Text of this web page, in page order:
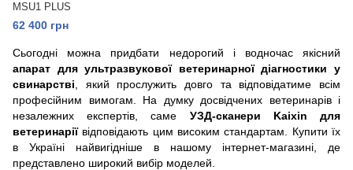
MSU1 PLUS
62 400 грн
Сьогодні можна придбати недорогий і водночас якісний
апарат для ультразвукової ветеринарної діагностики у
свинарстві , який прослужить довго та відповідатиме всім
професійним вимогам. На думку досвідчених ветеринарів і
незалежних експертів, саме УЗД-сканери Kaixin для
ветеринаріївідповідають цим високим стандартам. Купити їх
в Україні найвигідніше в нашому інтернет-магазині, де
представлено широкий вибір моделей.